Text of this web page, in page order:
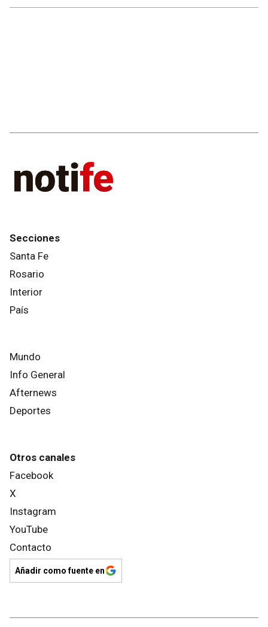
Secciones
Santa Fe
Rosario
Interior
País
Mundo
Info General
Afternews
Deportes
Otros canales
Facebook
X
Instagram
YouTube
Contacto
Añadir como fuente en